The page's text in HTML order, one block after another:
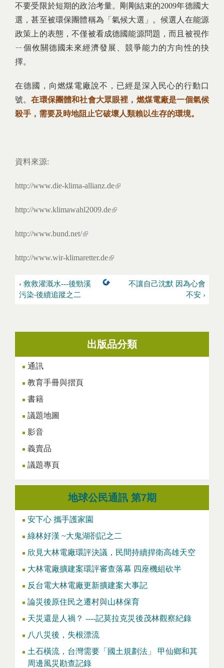
不要受限於短期的政治考量。剛剛結束的2009年德國大
選，甚至被環保團體稱為「氣候大選」。候選人在能源
政策上的表態，不僅被看成德國能源問題，而且被視作
ㄧ個攸關德國未來經濟發展、競爭能力的方向性的抉
擇。
在德國，向燃煤電廠說不，已經是深入民心的行動口
號。在環保團體和社會大眾眼裡，燃煤電廠是一個氣候
殺手，需要及時地阻止它破壞人類賴以生存的環境。
資料來源:
http://www.die-klima-allianz.de(link is external)
http://www.klimawahl2009.de(link is external)
http://www.bund.net/(link is external)
http://www.wir-klimaretter.de(link is external)
‹ 救救灌溉水---後勁溪
污染‧後續追蹤之二
不讓自己沈默 因為心會
不安 ›
出版品分類
通訊
教育手冊與摺頁
書籍
議題地圖
影音
義賣品
議題專頁
地球公民通訊 第7期
安下心 攜手護家園
綠林好漢 ~大鬼湖剳記之二
欣見大林電廠環評決議，民間持續捍衛高雄天空
大林電廠擴建案環評審查落幕 四座機組砍半
反台電大林電廠更新擴建案大事記
論災後原住民之遷村與山林保育
天災還是人禍？ ----記莫拉克災後茂林觀察紀錄
八八災後，失根漂流
土石橫流，台灣需要「國土規劃法」 甲仙鄉和其
周邊風災勘查記錄